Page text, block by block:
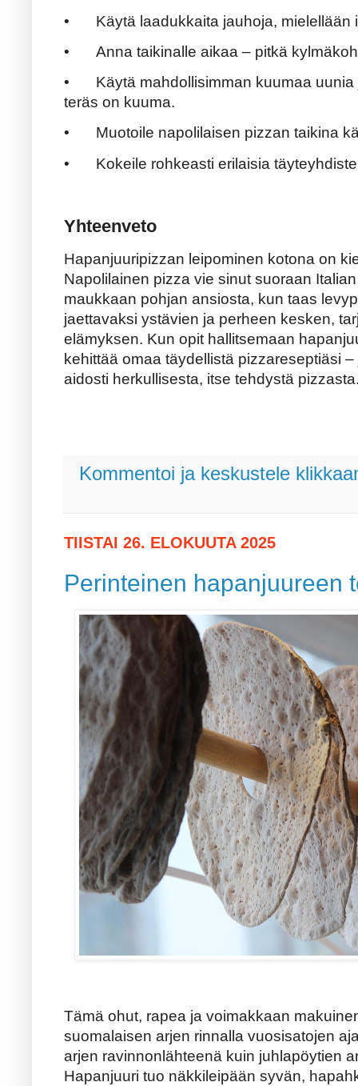
•
Käytä laadukkaita jauhoja, mielellään
•
Anna taikinalle aikaa – pitkä
•
Käytä mahdollisimman kuumaa
teräs on kuuma.
•
Muotoile napolilaisen pizzan taikina
•
Kokeile rohkeasti erilaisia
Yhteenveto
Hapanjuuripizzan leipominen kotona on
Napolilainen pizza vie sinut suoraan
maukkaan pohjan ansiosta, kun taas
jaettavaksi ystävien ja perheen kesken,
elämyksen. Kun opit hallitsemaan
kehittää omaa täydellistä pizzareseptiäsi
aidosti herkullisesta, itse tehdystä
Kommentoi ja keskustele
TIISTAI 26. ELOKUUTA 2025
Perinteinen hapanjuureen
Tämä ohut, rapea ja voimakkaan
suomalaisen arjen rinnalla vuosisatojen
arjen ravinnonlähteenä kuin juhlapöytien
Hapanjuuri tuo näkkileipään syvän,